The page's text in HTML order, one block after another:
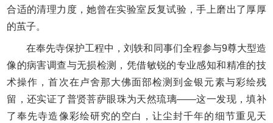
合适的清理力度，她曾在实验室反复试验，手上磨出了厚厚
的茧子。
在奉先寺保护工程中，刘轶和同事们全程参与9尊大型造
像的病害调查与无损检测，凭借敏锐的专业感知和精准的技
术操作，首次在卢舍那大佛面部检测到金银元素与彩绘残
留，还实证了普贤菩萨眼珠为天然琉璃——这一发现，填补
了奉先寺造像彩绘研究的空白，让尘封千年的细节重见天